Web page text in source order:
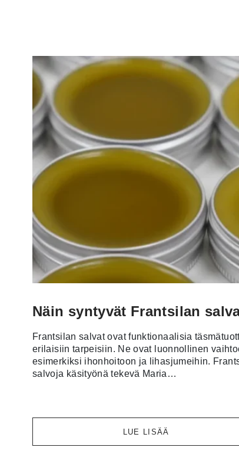
Näin syntyvät Frantsilan
Frantsilan salvat ovat funktionaalisia
erilaisiin tarpeisiin. Ne ovat luonnollinen
esimerkiksi ihonhoitoon ja lihasjumeihin.
salvoja käsityönä tekevä Maria…
LUE LISÄÄ